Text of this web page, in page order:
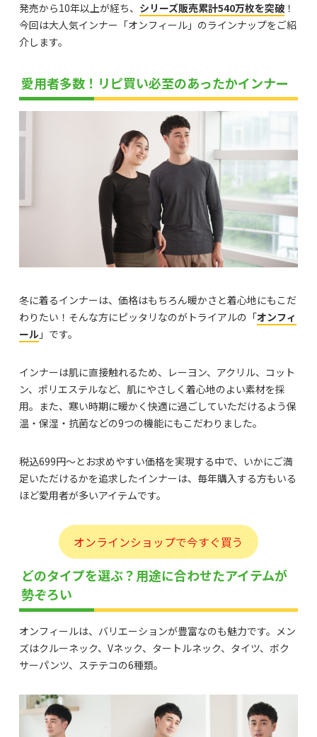
発売から10年以上が経ち、 シリーズ販売累計540万枚を突破 ！
今回は大人気インナー「オンフィール」のラインナップをご紹
介します。
愛用者多数！リピ買い必至のあったかインナー
冬に着るインナーは、価格はもちろん暖かさと着心地にもこだ
わりたい！そんな方にピッタリなのがトライアルの「オンフィ
ール 」です。
インナーは肌に直接触れるため、レーヨン、アクリル、コット
ン、ポリエステルなど、肌にやさしく着心地のよい素材を採
用。また、寒い時期に暖かく快適に過ごしていただけるよう保
温・保湿・抗菌などの9つの機能にもこだわりました。
税込699円～とお求めやすい価格を実現する中で、いかにご満
足いただけるかを追求したインナーは、毎年購入する方もいる
ほど愛用者が多いアイテムです。
オンラインショップで今すぐ買う
どのタイプを選ぶ？用途に合わせたアイテムが
勢ぞろい
オンフィールは、バリエーションが豊富なのも魅力です。メン
ズはクルーネック、Vネック、タートルネック、タイツ、ボク
サーパンツ、ステテコの6種類。